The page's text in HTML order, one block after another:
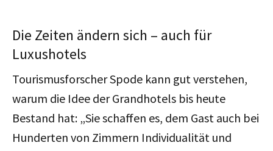
Die Zeiten ändern sich – auch für
Luxushotels
Tourismusforscher Spode kann gut verstehen,
warum die Idee der Grandhotels bis heute
Bestand hat: „Sie schaffen es, dem Gast auch bei
Hunderten von Zimmern Individualität und